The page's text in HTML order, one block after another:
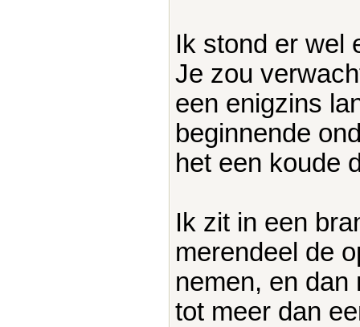
Ik stond er wel
Je zou
een enigzins
beginnende
het een koude
Ik zit in een
merendeel de
nemen, en dan
tot meer dan